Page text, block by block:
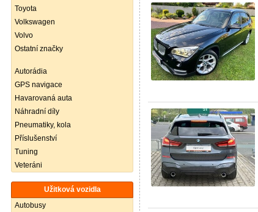
Toyota
Volkswagen
Volvo
Ostatní značky
Autorádia
GPS navigace
Havarovaná auta
Náhradní díly
Pneumatiky, kola
Příslušenství
Tuning
Veteráni
Užitková vozidla
Autobusy